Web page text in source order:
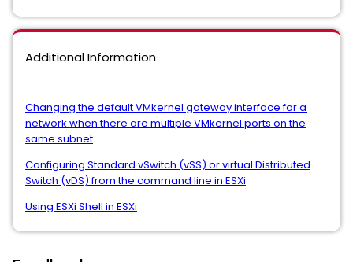
Additional Information
Changing the default VMkernel gateway interface for a
network when there are multiple VMkernel ports on the
same subnet
Configuring Standard vSwitch (vSS) or virtual Distributed
Switch (vDS) from the command line in ESXi
Using ESXi Shell in ESXi